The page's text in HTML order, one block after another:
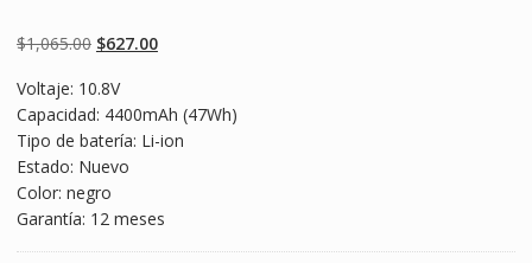
basado en
puntuaciones
$1,065.00 Original
was:
$1,065.00.
$627.00Current
$627.00.
Voltaje: 10.8V
Capacidad: 4400mAh (47Wh)
Tipo de batería: Li-ion
Estado: Nuevo
Color: negro
Garantía: 12 meses